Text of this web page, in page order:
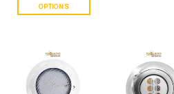
OPTIONS
variants.
The